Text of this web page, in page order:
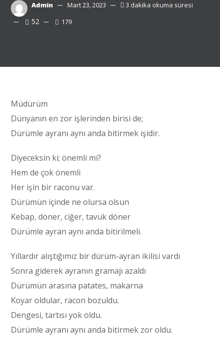
Admin Mart 23, 2023 3 dakika okuma süresi
52 179
Müdürüm
Dünyanın en zor işlerinden birisi de;
Dürümle ayranı aynı anda bitirmek işidir.
Diyeceksin ki; önemli mi?
Hem de çok önemli
Her işin bir raconu var.
Dürümün içinde ne olursa olsun
Kebap, döner, ciğer, tavuk döner
Dürümle ayran aynı anda bitirilmeli.
Yıllardır alıştığımız bir dürüm-ayran ikilisi vardı
Sonra giderek ayranın gramajı azaldı
Dürümün arasına patates, makarna
Koyar oldular, racon bozuldu.
Dengesi, tartısı yok oldu.
Dürümle ayranı aynı anda bitirmek zor oldu.